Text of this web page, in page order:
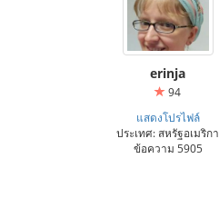
erinja
94
แสดงโปรไฟล์
ประเทศ: สหรัฐอเมริกา
ข้อความ 5905